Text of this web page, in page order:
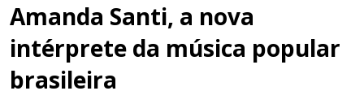
Amanda Santi, a nova
intérprete da música popular
brasileira